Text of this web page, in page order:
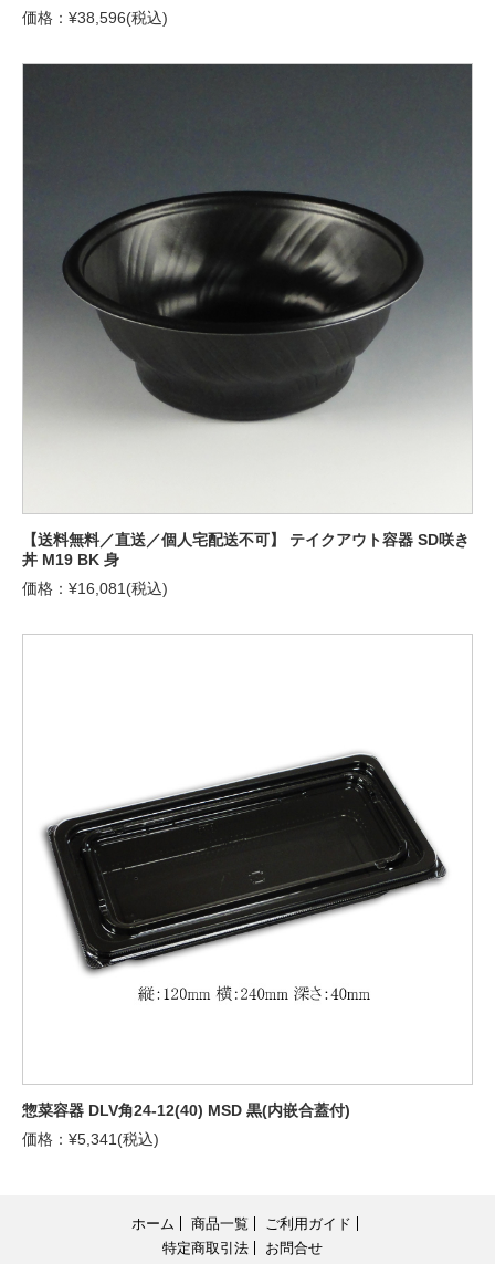
価格：¥38,596(税込)
【送料無料／直送／個人宅配送不可】 テイクアウト容器 SD咲き
丼 M19 BK 身
価格：¥16,081(税込)
惣菜容器 DLV角24-12(40) MSD 黒(内嵌合蓋付)
価格：¥5,341(税込)
ホーム 商品一覧
ご利用ガイド
特定商取引法
お問合せ